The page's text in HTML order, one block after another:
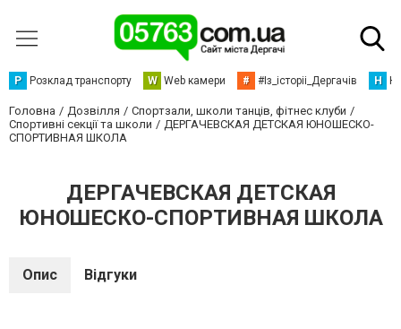
Р Розклад транспорту W Web камери # #Із_історіі_Дергачів Н
Головна Дозвілля
Спортзали, школи танців, фітнес клуби
Спортивні секції та школи
ДЕРГАЧЕВСКАЯ ДЕТСКАЯ ЮНОШЕСКО-
СПОРТИВНАЯ ШКОЛА
ДЕРГАЧЕВСКАЯ ДЕТСКАЯ
ЮНОШЕСКО-СПОРТИВНАЯ ШКОЛА
Опис Відгуки